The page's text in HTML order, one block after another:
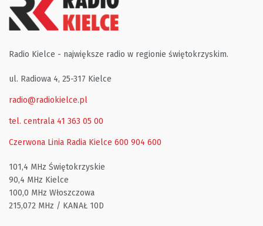
Radio Kielce - największe radio w regionie świętokrzyskim.
ul. Radiowa 4, 25-317 Kielce
radio@radiokielce.pl
tel. centrala 41 363 05 00
Czerwona Linia Radia Kielce 600 904 600
101,4 MHz Świętokrzyskie
90,4 MHz Kielce
100,0 MHz Włoszczowa
215,072 MHz / KANAŁ 10D